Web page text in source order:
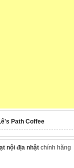
Path Coffee
nội địa nhật chính hãng